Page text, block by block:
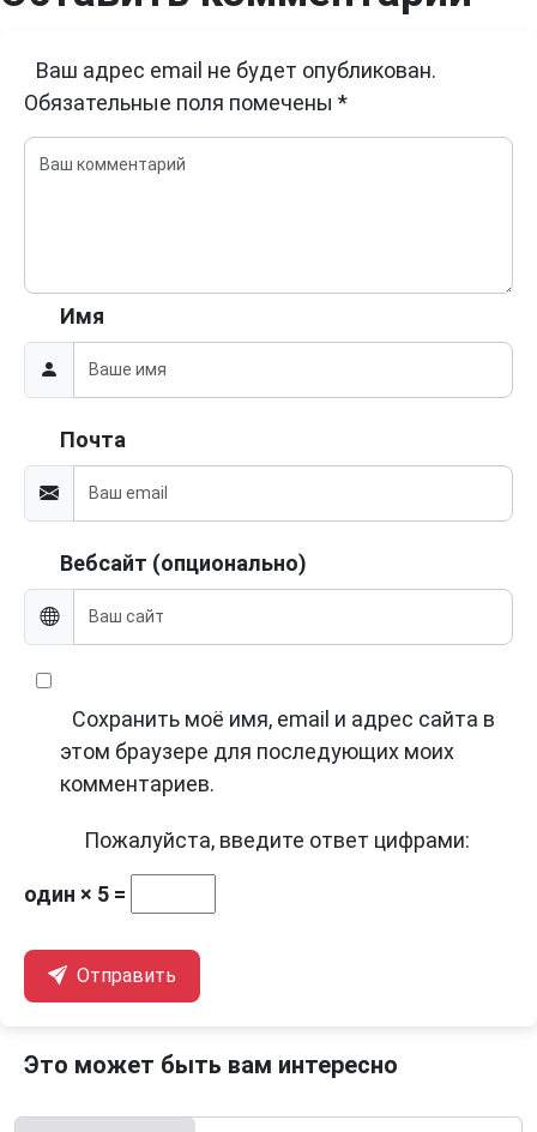
Ваш адрес email не будет опубликован.
Обязательные поля помечены *
Имя
Почта
Вебсайт (опционально)
Сохранить моё имя, email и адрес сайта в
этом браузере для последующих моих
комментариев.
Пожалуйста, введите ответ цифрами:
один × 5 =
Отправить
Это может быть вам интересно